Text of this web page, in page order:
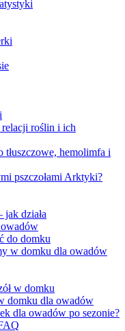
roślin i ich
tłuszczowe, hemolimfa i
pszczołami Arktyki?
działa
do domku
w domku dla owadów
w domku
domku dla owadów
dla owadów po sezonie?